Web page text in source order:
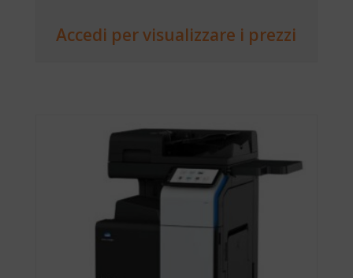
Accedi per visualizzare i prezzi